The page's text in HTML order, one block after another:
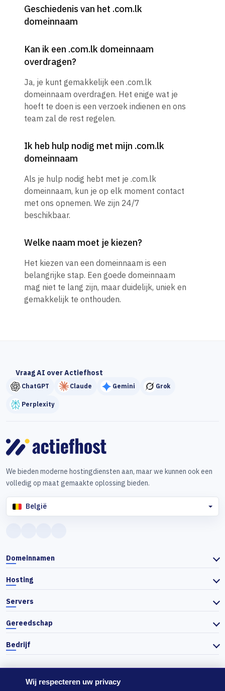
Geschiedenis van het .com.lk
domeinnaam
Kan ik een .com.lk domeinnaam
overdragen?
Ja, je kunt gemakkelijk een .com.lk
domeinnaam overdragen. Het enige wat je
hoeft te doen is een verzoek indienen en ons
team zal de rest regelen.
Ik heb hulp nodig met mijn .com.lk
domeinnaam
Als je hulp nodig hebt met je .com.lk
domeinnaam, kun je op elk moment contact
met ons opnemen. We zijn 24/7
beschikbaar.
Welke naam moet je kiezen?
Het kiezen van een domeinnaam is een
belangrijke stap. Een goede domeinnaam
mag niet te lang zijn, maar duidelijk, uniek en
gemakkelijk te onthouden.
Vraag AI over Actiefhost
ChatGPT Claude Gemini Grok
Perplexity
We bieden moderne hostingdiensten aan, maar we kunnen ook een
volledig op maat gemaakte oplossing bieden.
België
Domeinnamen
Hosting
Servers
Gereedschap
Bedrijf
Wij respecteren uw privacy